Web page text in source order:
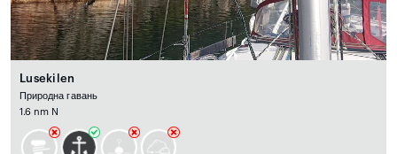
Lusekilen
Природна гавань
1.6 nm N